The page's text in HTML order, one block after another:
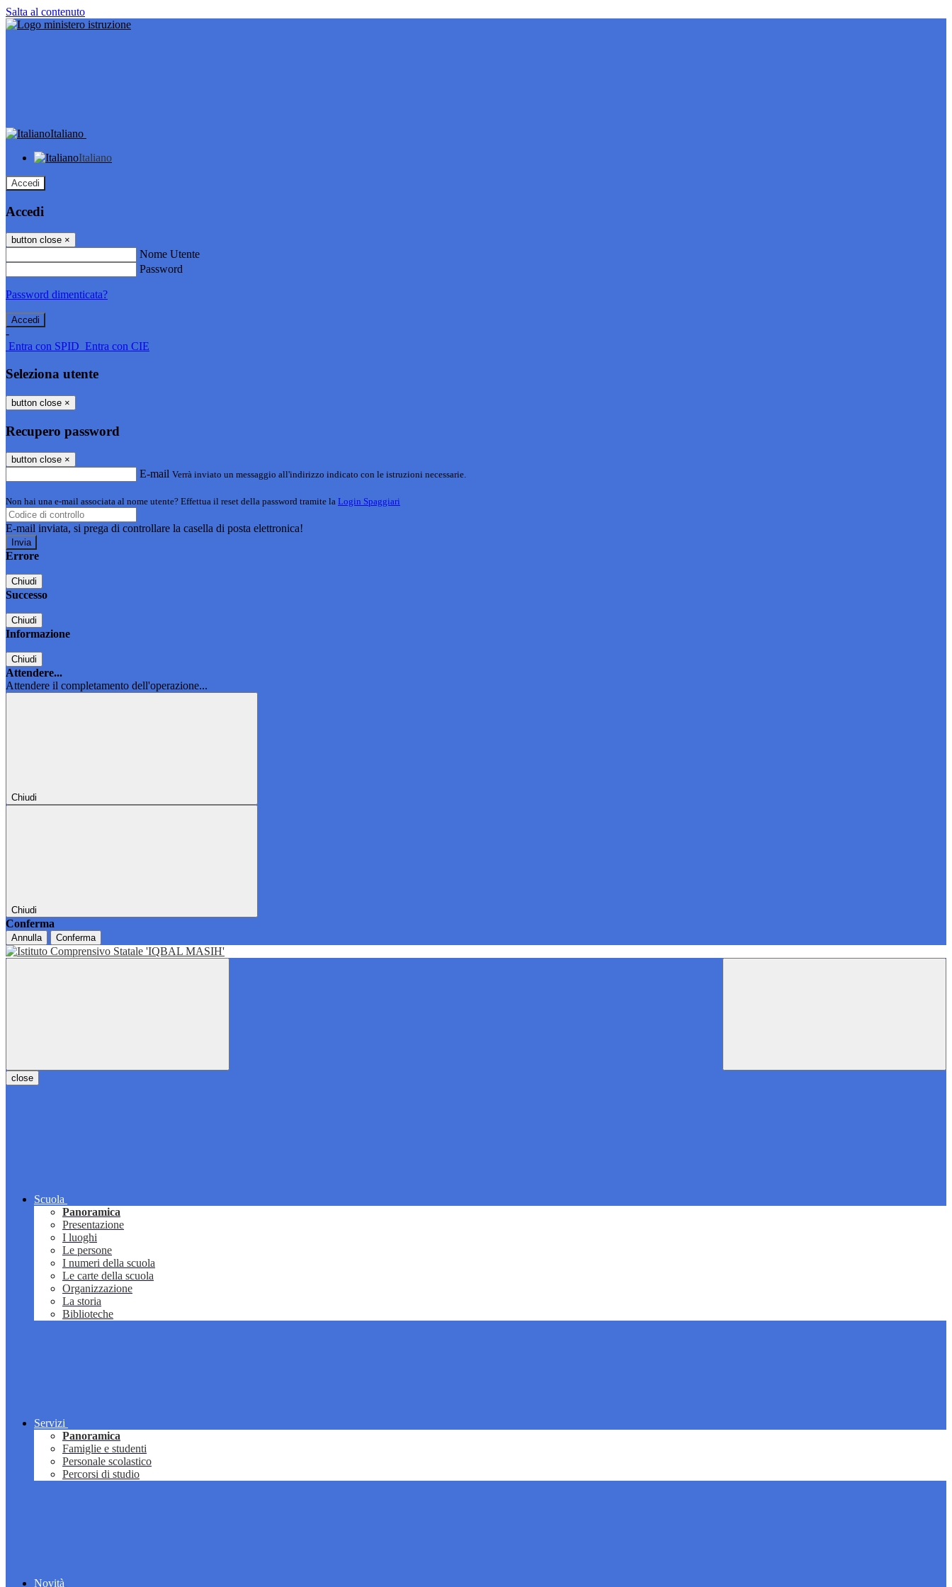
Salta al contenuto
Italiano
Italiano
Accedi
Accedi
button close ×
Nome Utente
Password
Password dimenticata?
-
Entra con SPID Entra con CIE
Seleziona utente
button close ×
Recupero password
button close ×
E-mail Verrà inviato un messaggio all'indirizzo indicato con le istruzioni necessarie.
Non hai una e-mail associata al nome utente? Effettua il reset della password tramite la Login Spaggiari
E-mail inviata, si prega di controllare la casella di posta elettronica!
Errore
Chiudi
Successo
Chiudi
Informazione
Chiudi
Attendere...
Attendere il completamento dell'operazione...
Chiudi
Chiudi
Conferma
Annulla Conferma
close
Scuola
Panoramica
Presentazione
I luoghi
Le persone
I numeri della scuola
Le carte della scuola
Organizzazione
La storia
Biblioteche
Servizi
Panoramica
Famiglie e studenti
Personale scolastico
Percorsi di studio
Novità